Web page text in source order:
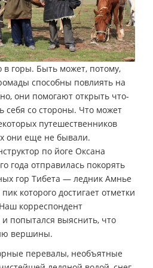
в горы. Быть может, потому,
способны повлиять на
они помогают открыть что-
себя со стороны. Что может
путешественников
они еще не бывали.
по йоге Оксана
года отправилась покорять
гор Тибета — ледник Амнье
которого достигает отметки
корреспондент
попытался выяснить, что
вершины.
перевалы, необъятные